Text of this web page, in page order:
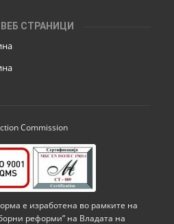
СТРАНИЦИ
Commission
е изработена во рамките на
реформи” на Владата на